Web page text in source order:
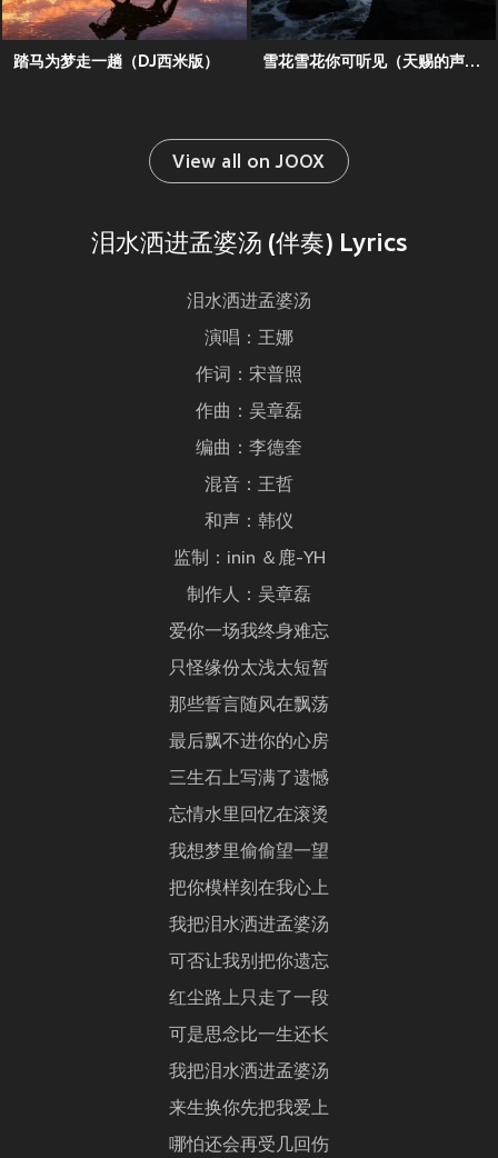
踏马为梦走一趟（DJ西米版） 雪花雪花你可听见（天赐的声音合唱版）
View all on JOOX
泪水洒进孟婆汤 (伴奏) Lyrics
泪水洒进孟婆汤
演唱：王娜
作词：宋普照
作曲：吴章磊
编曲：李德奎
混音：王哲
和声：韩仪
监制：inin ＆鹿-YH
制作人：吴章磊
爱你一场我终身难忘
只怪缘份太浅太短暂
那些誓言随风在飘荡
最后飘不进你的心房
三生石上写满了遗憾
忘情水里回忆在滚烫
我想梦里偷偷望一望
把你模样刻在我心上
我把泪水洒进孟婆汤
可否让我别把你遗忘
红尘路上只走了一段
可是思念比一生还长
我把泪水洒进孟婆汤
来生换你先把我爱上
哪怕还会再受几回伤